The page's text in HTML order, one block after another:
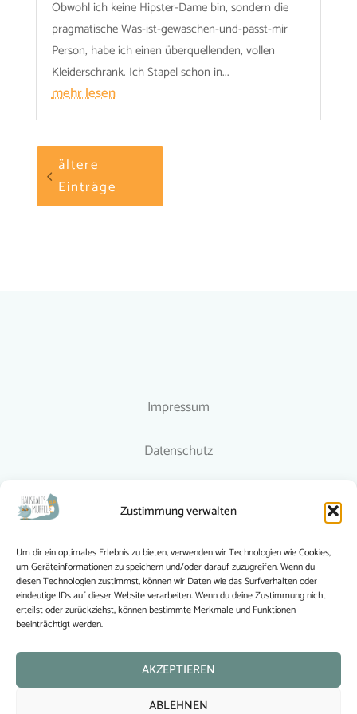
Zustimmung verwalten
Um dir ein optimales Erlebnis zu bieten, verwenden wir Technologien wie Cookies,
um Geräteinformationen zu speichern und/oder darauf zuzugreifen. Wenn du
diesen Technologien zustimmst, können wir Daten wie das Surfverhalten oder
eindeutige IDs auf dieser Website verarbeiten. Wenn du deine Zustimmung nicht
erteilst oder zurückziehst, können bestimmte Merkmale und Funktionen
beeinträchtigt werden.
AKZEPTIEREN
ABLEHNEN
Obwohl ich keine Hipster-Dame bin, sondern die
pragmatische Was-ist-gewaschen-und-passt-mir
Person, habe ich einen überquellenden, vollen
Kleiderschrank. Ich Stapel schon in...
mehr lesen
ältere
Einträge
Impressum
Datenschutz
Haushaltsmuffel folgen
Wonach suchst Du?